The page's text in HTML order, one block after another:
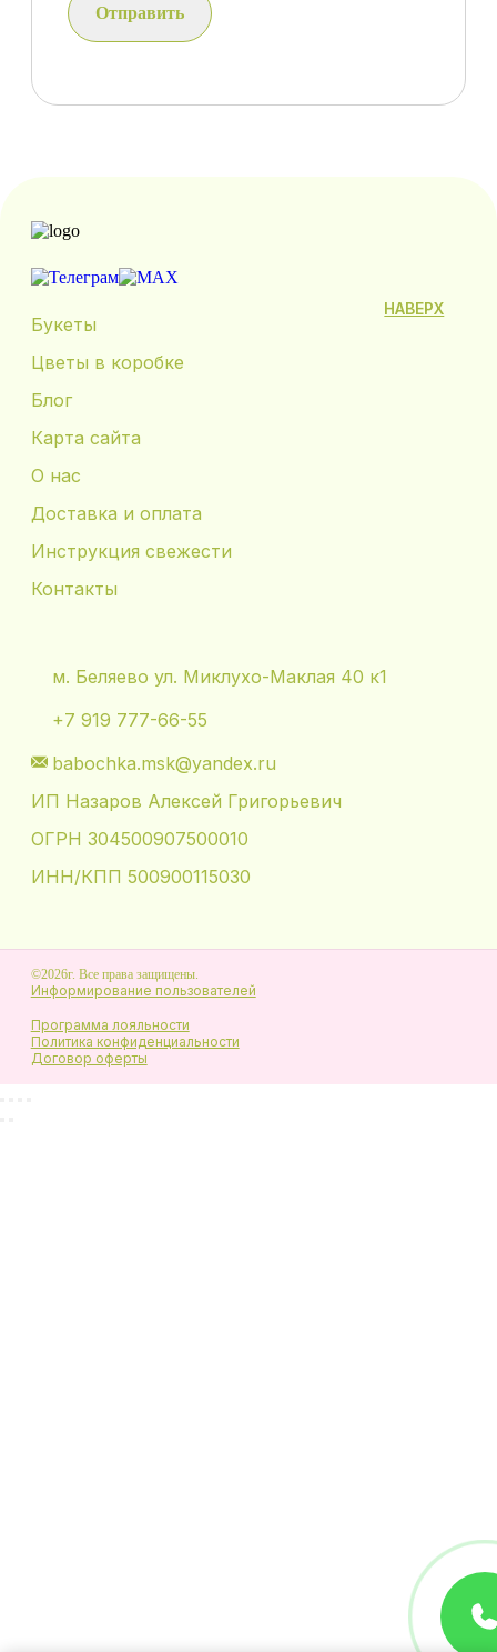
Букеты
Цветы в коробке
Блог
Карта сайта
О нас
Доставка и оплата
Инструкция свежести
Контакты
м. Беляево ул. Миклухо-Маклая 40 к1
+7 919 777-66-55
babochka.msk@yandex.ru
ИП Назаров Алексей Григорьевич
ОГРН 304500907500010
ИНН/КПП 500900115030
НАВЕРХ
©2026г. Все права защищены.
Информирование пользователей
Программа лояльности
Политика конфиденциальности
Договор оферты